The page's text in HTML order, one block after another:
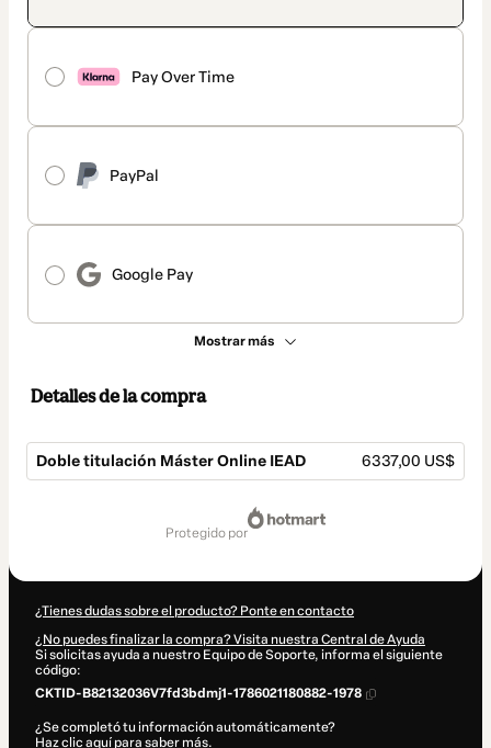
Pay Over Time
PayPal
Google Pay
Mostrar más
Detalles de la compra
Doble titulación Máster Online IEAD 6337,00 US$
protegido por
¿Tienes dudas sobre el producto? Ponte en contacto
¿No puedes finalizar la compra? Visita nuestra Central de Ayuda
Si solicitas ayuda a nuestro Equipo de Soporte, informa el siguiente
código:
CKTID-B82132036V7fd3bdmj1-1786021180882-1978
¿Se completó tu información automáticamente?
Haz clic aquí para saber más.